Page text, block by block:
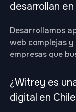
desarrollan en
Desarrollamos
web complejas
empresas que
¿Witrey es
digital en